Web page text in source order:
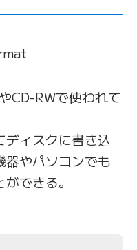
CD-RWで使われて
ディスクに書き込
器やパソコンでも
できる。